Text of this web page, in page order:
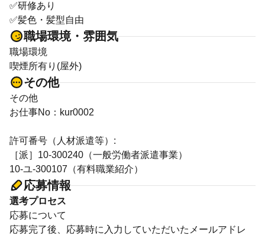
✅研修あり
✅髪色・髪型自由
職場環境・雰囲気
職場環境
喫煙所有り(屋外)
その他
その他
お仕事No：kur0002
許可番号（人材派遣等）:
［派］10-300240（一般労働者派遣事業）
10-ユ-300107（有料職業紹介）
応募情報
選考プロセス
応募について
応募完了後、応募時に入力していただいたメールアドレ